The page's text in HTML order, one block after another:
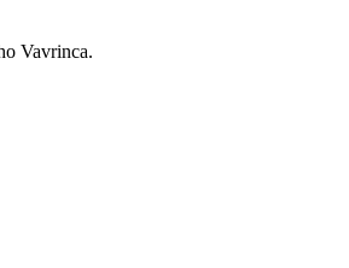
Vavrinca.